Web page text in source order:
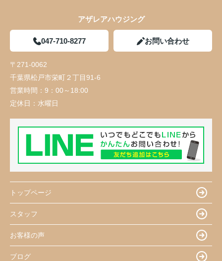
アザレアハウジング
047-710-8277 お問い合わせ
〒271-0062
千葉県松戸市栄町２丁目91-6
営業時間： 9：00～18:00
定休日： 水曜日
トップページ
スタッフ
お客様の声
ブログ